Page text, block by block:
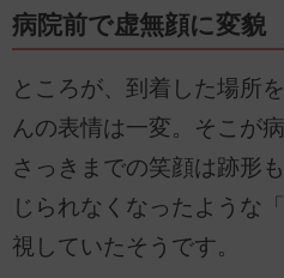
病院前で虚無顔に変貌
ところが、到着した場所
んの表情は一変。そこが
さっきまでの笑顔は跡形
じられなくなったような
視していたそうです。